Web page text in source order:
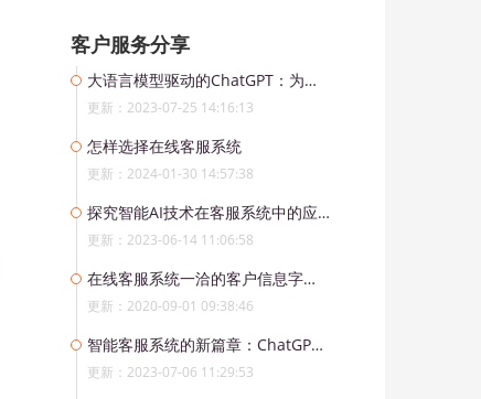
客户服务分享
大语言模型驱动的ChatGPT：为客服系统带来的革命
更新：2023-07-25 14:16:13
怎样选择在线客服系统
更新：2024-01-30 14:57:38
探究智能AI技术在客服系统中的应用与提升
更新：2023-06-14 11:06:58
在线客服系统一洽的客户信息字段如何定义与展示？
更新：2020-09-01 09:38:46
智能客服系统的新篇章：ChatGPT的应用与发展趋势
更新：2023-07-06 11:29:53